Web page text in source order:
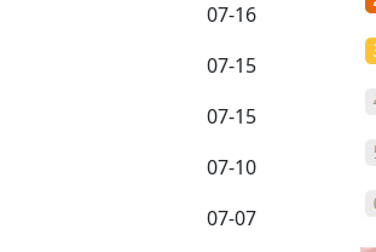
07-16
07-15
07-15
07-10
07-07